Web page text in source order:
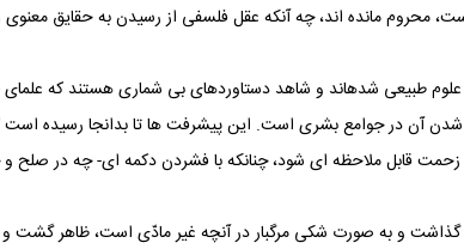
محروم مانده ‏اند، چه آن‏که عقل فلسفی از رسیدن به حقایق
طبیعی شده‏اند و شاهد دستاوردهای بی‏ شماری هستند که
شدن آن در جوامع بشری است. این پیشرفت ها تا بدانجا رسیده
زحمت قابل‏ ملاحظه ‏ای شود، چنان‏که با فشردن دکمه ‏ای- چه در صلح
گذاشت و به صورت شکی مرگبار در آنچه غیر مادّی است، ظاهر